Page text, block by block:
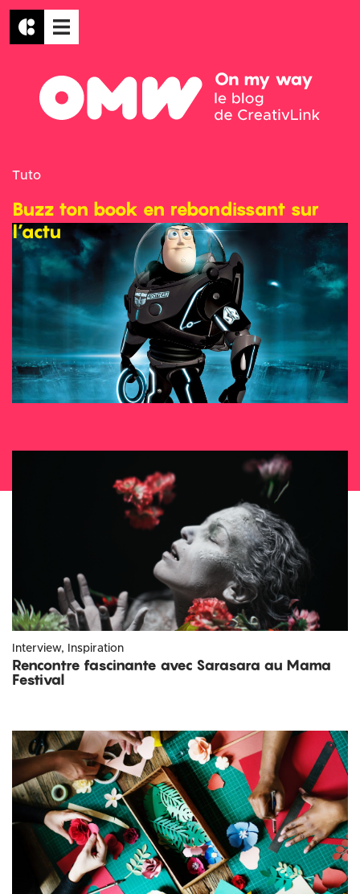
Tuto
Buzz ton book en rebondissant sur
l’actu
Interview, Inspiration
Rencontre fascinante avec Sarasara au Mama
Festival